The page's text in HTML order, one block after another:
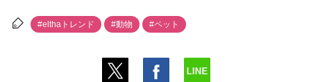
#elthaトレンド #動物 #ペット